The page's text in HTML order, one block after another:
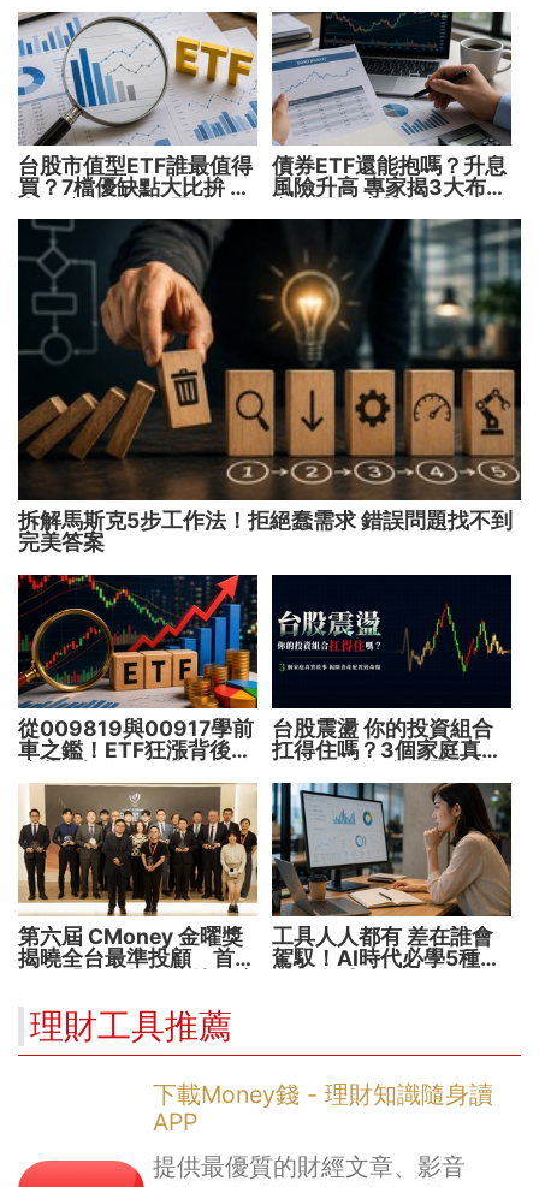
台股市值型ETF誰最值得
買？7檔優缺點大比拚 找
債券ETF還能抱嗎？升息
風險升高 專家揭3大布局
拆解馬斯克5步工作法！拒絕蠢需求 錯誤問題找不到
完美答案
從009819與00917學前
車之鑑！ETF狂漲背後
台股震盪 你的投資組合
扛得住嗎？3個家庭真實
傷
第六屆 CMoney 金曜獎
揭曉全台最準投顧 首度
用 助攻投顧、投信打造
下一代
工具人人都有 差在誰會
駕馭！AI時代必學5種能
理財工具推薦
下載Money錢 - 理財知識隨身讀
APP
提供最優質的財經文章、影音